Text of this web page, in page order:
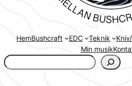
HemBushcraft EDC Teknik
Min musik
www.urbanfjellstrom.se/